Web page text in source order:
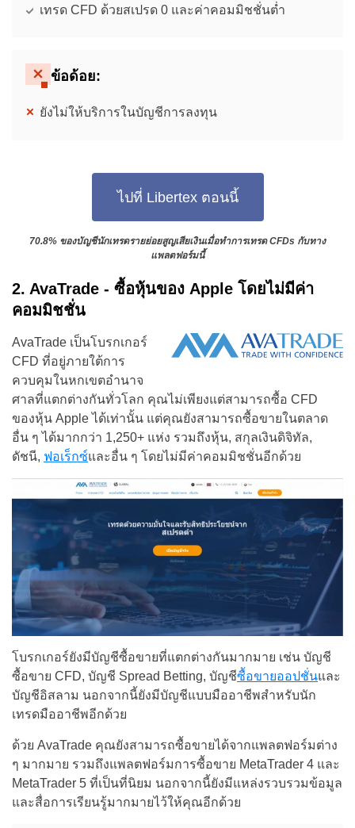
เทรด CFD ด้วยสเปรด 0 และค่าคอมมิชชั่นต่ำ
ข้อด้อย:
ยังไม่ให้บริการในบัญชีการลงทุน
ไปที่ Libertex ตอนนี้
70.8% ของบัญชีนักเทรดรายย่อยสูญเสียเงินเมื่อทำการเทรด CFDs กับทาง
แพลตฟอร์มนี้
2. AvaTrade - ซื้อหุ้นของ Apple โดยไม่มีค่า
คอมมิชชั่น
AvaTrade เป็นโบรกเกอร์
CFD ที่อยู่ภายใต้การ
ควบคุมในหกเขตอำนาจ
ศาลที่แตกต่างกันทั่วโลก คุณไม่เพียงแต่สามารถซื้อ CFD
ของหุ้น Apple ได้เท่านั้น แต่คุณยังสามารถซื้อขายในตลาด
อื่น ๆ ได้มากกว่า 1,250+ แห่ง รวมถึงหุ้น, สกุลเงินดิจิทัล,
ดัชนี, ฟอเร็กซ์และอื่น ๆ โดยไม่มีค่าคอมมิชชั่นอีกด้วย
โบรกเกอร์ยังมีบัญชีซื้อขายที่แตกต่างกันมากมาย เช่น บัญชี
ซื้อขาย CFD, บัญชี Spread Betting, บัญชีซื้อขายออปชั่นและ
บัญชีอิสลาม นอกจากนี้ยังมีบัญชีแบบมืออาชีพสำหรับนัก
เทรดมืออาชีพอีกด้วย
ด้วย AvaTrade คุณยังสามารถซื้อขายได้จากแพลตฟอร์มต่าง
ๆ มากมาย รวมถึงแพลตฟอร์มการซื้อขาย MetaTrader 4 และ
MetaTrader 5 ที่เป็นที่นิยม นอกจากนี้ยังมีแหล่งรวบรวมข้อมูล
และสื่อการเรียนรู้มากมายไว้ให้คุณอีกด้วย